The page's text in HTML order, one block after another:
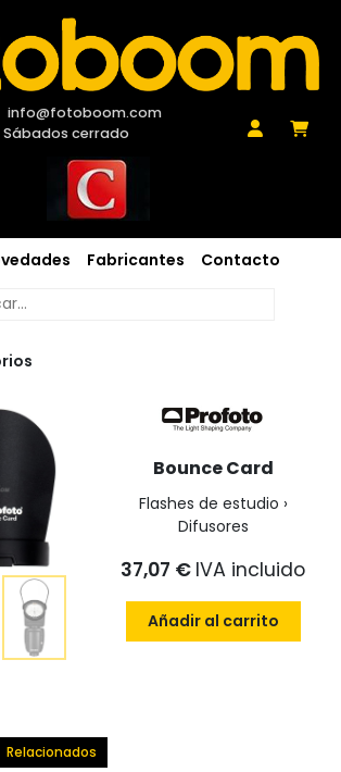
info@fotoboom.com
Sábados cerrado
Fabricantes Contacto
Bounce Card
Flashes de estudio ›
Difusores
37,07 € IVA incluido
Añadir al carrito
Relacionados